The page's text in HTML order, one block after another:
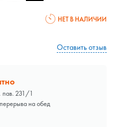
НЕТ В НАЛИЧИИ
Оставить отзыв
пав. 231/1
на обед